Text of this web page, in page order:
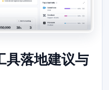
具落地建议与